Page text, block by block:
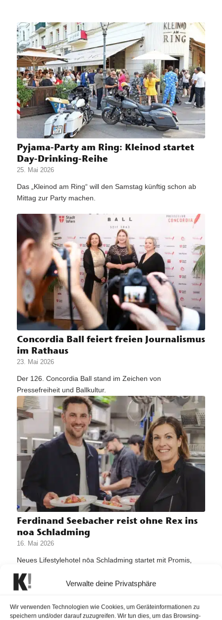
Verwalte deine Privatsphäre
Wir verwenden Technologien wie Cookies, um Geräteinformationen zu
speichern und/oder darauf zuzugreifen. Wir tun dies, um das Browsing-
Pyjama-Party am Ring: Kleinod startet
Day-Drinking-Reihe
25. Mai 2026
Das „Kleinod am Ring“ will den Samstag künftig schon ab
Mittag zur Party machen.
Concordia Ball feiert freien Journalismus
im Rathaus
23. Mai 2026
Der 126. Concordia Ball stand im Zeichen von
Pressefreiheit und Ballkultur.
Ferdinand Seebacher reist ohne Rex ins
noa Schladming
16. Mai 2026
Neues Lifestylehotel nōa Schladming startet mit Promis,
Spa und alpinem Designkonzept.